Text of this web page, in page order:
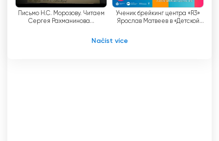
live
Письмо Н.С. Морозову. Читаем
Сергея Рахманинова...
Ученик брейкинг центра «R3»
Ярослав Матвеев в «Детской
Načíst více